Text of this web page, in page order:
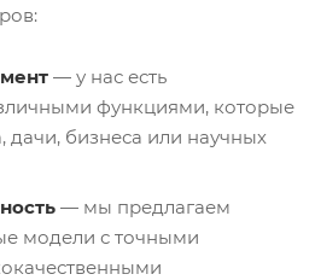
— у нас есть
функциями, которые
дачи, бизнеса или научных
— мы предлагаем
модели с точными